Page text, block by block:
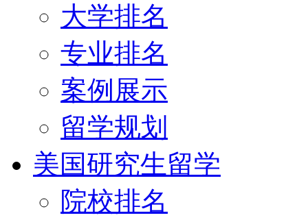
大学排名
专业排名
案例展示
留学规划
美国研究生留学
院校排名